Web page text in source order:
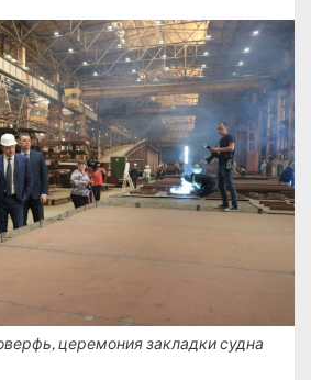
церемония закладки судна